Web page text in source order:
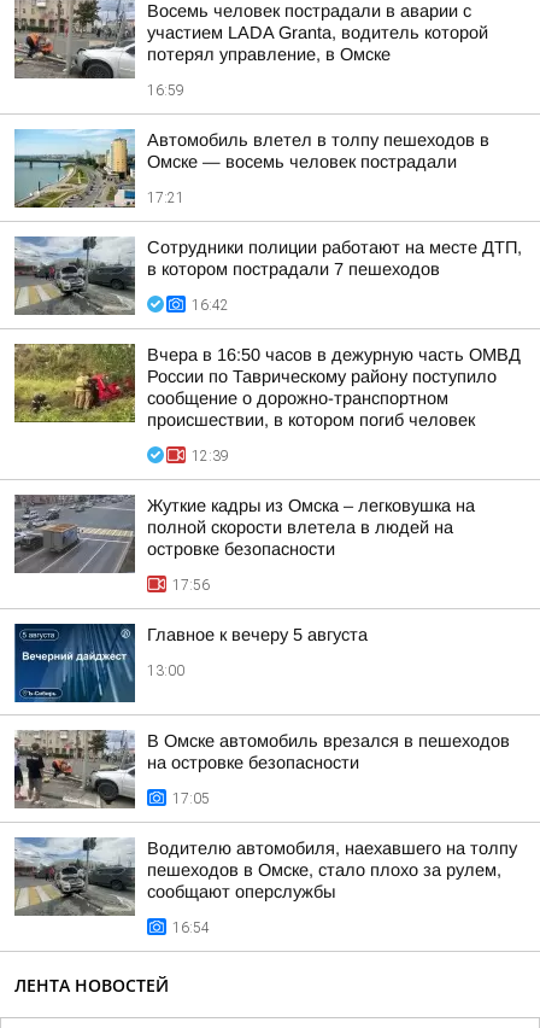
Восемь человек пострадали в аварии с
участием LADA Granta, водитель которой
потерял управление, в Омске
16:59
Автомобиль влетел в толпу пешеходов в
Омске — восемь человек пострадали
17:21
Сотрудники полиции работают на месте ДТП,
в котором пострадали 7 пешеходов
16:42
Вчера в 16:50 часов в дежурную часть ОМВД
России по Таврическому району поступило
сообщение о дорожно-транспортном
происшествии, в котором погиб человек
12:39
Жуткие кадры из Омска – легковушка на
полной скорости влетела в людей на
островке безопасности
17:56
Главное к вечеру 5 августа
13:00
В Омске автомобиль врезался в пешеходов
на островке безопасности
17:05
Водителю автомобиля, наехавшего на толпу
пешеходов в Омске, стало плохо за рулем,
сообщают оперслужбы
16:54
ЛЕНТА НОВОСТЕЙ